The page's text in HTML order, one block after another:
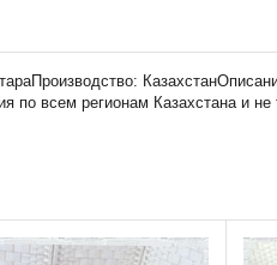
по всем регионам Казахстана и